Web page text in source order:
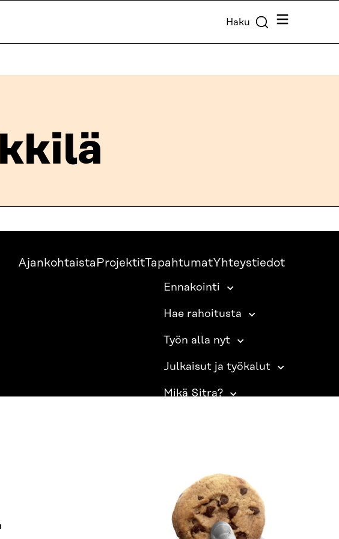
Haku Valikko
Ajankohtaista ProjektitTapahtumatYhteystiedot
Ennakointi
Hae rahoitusta
Työn alla nyt
Julkaisut ja työkalut
Mikä Sitra?
SITRA SOSIAALISESSA MEDIASSA